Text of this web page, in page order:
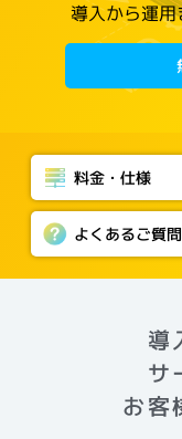
導入から運
料金・仕様
よくあるご質問
導
サ
お客